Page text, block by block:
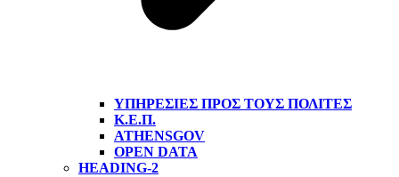
ΥΠΗΡΕΣΊΕΣ ΠΡΟΣ ΤΟΥΣ ΠΟΛΊΤΕΣ
Κ.Ε.Π.
ATHENSGOV
OPEN DATA
HEADING-2